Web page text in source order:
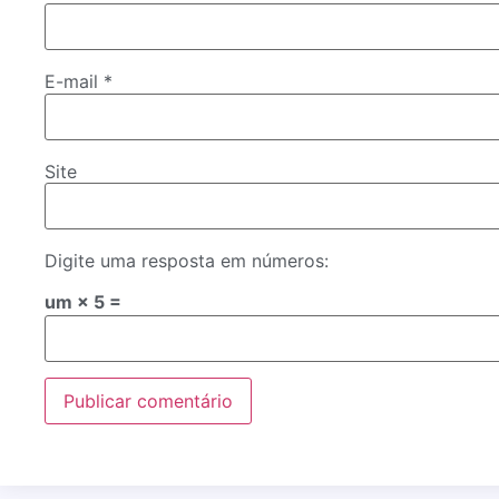
E-mail *
Site
Digite uma resposta em números:
um × 5 =